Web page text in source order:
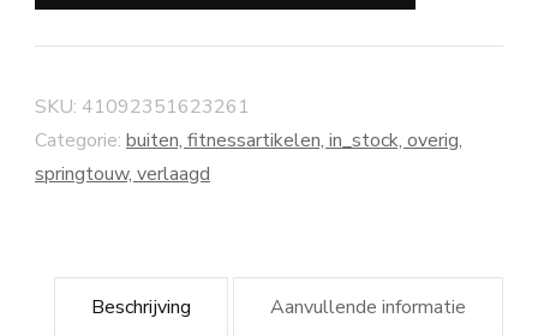
SKU: 41092351623261
Categorie: buiten, fitnessartikelen, in_stock, overig,
springtouw, verlaagd
Beschrijving Aanvullende informatie